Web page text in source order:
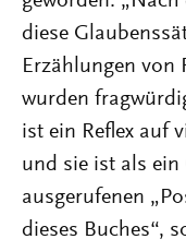
diese
Erzählungen
wurden
ist ein Reflex auf
und sie ist als
ausgerufenen
dieses Buches“,